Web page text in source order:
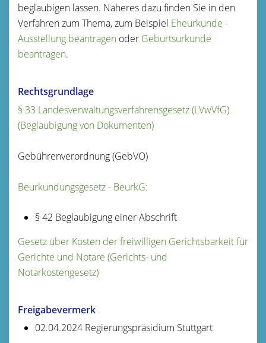
beglaubigen lassen. Näheres dazu finden Sie in den
Verfahren zum Thema, zum Beispiel Eheurkunde -
Ausstellung beantragen oder Geburtsurkunde
beantragen.
Rechtsgrundlage
§ 33 Landesverwaltungsverfahrensgesetz (LVwVfG)
(Beglaubigung von Dokumenten)
Gebührenverordnung (GebVO)
Beurkundungsgesetz - BeurkG:
§ 42 Beglaubigung einer Abschrift
Gesetz über Kosten der freiwilligen Gerichtsbarkeit für
Gerichte und Notare (Gerichts- und
Notarkostengesetz)
Freigabevermerk
02.04.2024 Regierungspräsidium Stuttgart